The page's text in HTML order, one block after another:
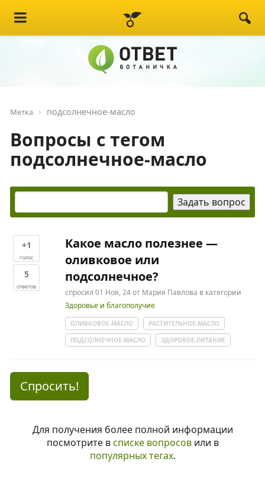
Метка подсолнечное-масло
Вопросы с тегом
подсолнечное-масло
+1
голос
5
ответов
Какое масло полезнее —
оливковое или
подсолнечное?
спросил 01 Ноя, 24от Мария Павлова в категории
Здоровье и благополучие
ОЛИВКОВОЕ-МАСЛО
РАСТИТЕЛЬНОЕ-МАСЛО
ПОДСОЛНЕЧНОЕ-МАСЛО
ЗДОРОВОЕ-ПИТАНИЕ
Спросить!
Для получения более полной информации
посмотрите всписке вопросовили в
популярных тегах.